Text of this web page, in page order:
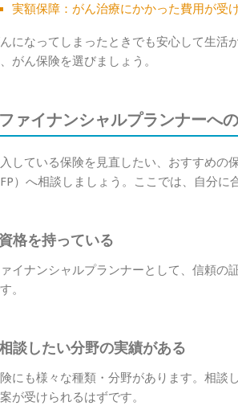
実額保障：がん治療にかかった費用が受
になってしまったときでも安心して生活
がん保険を選びましょう。
ファイナンシャルプランナーへ
している保険を見直したい、おすすめの
FP）へ相談しましょう。ここでは、自分
資格を持っている
イナンシャルプランナーとして、信頼の
。
談したい分野の実績がある
にも様々な種類・分野があります。相談
が受けられるはずです。